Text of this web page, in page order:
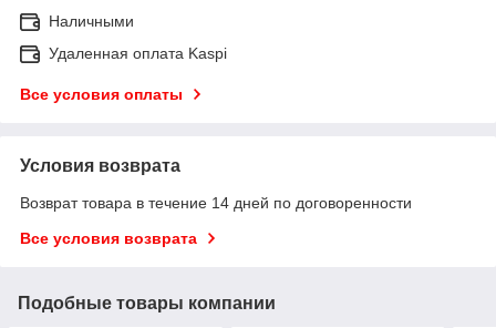
Наличными
Удаленная оплата Kaspi
Все условия оплаты
Условия возврата
Возврат товара в течение 14 дней по договоренности
Все условия возврата
Подобные товары компании